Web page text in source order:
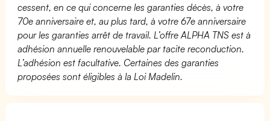
cessent, en ce qui concerne les garanties décès, à votre
70e anniversaire et, au plus tard, à votre 67e anniversaire
pour les garanties arrêt de travail. L’offre ALPHA TNS est à
adhésion annuelle renouvelable par tacite reconduction.
L’adhésion est facultative. Certaines des garanties
proposées sont éligibles à la Loi Madelin.